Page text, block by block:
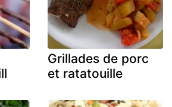
Grillades de porc
et ratatouille